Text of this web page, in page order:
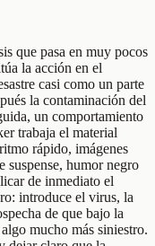
que pasa en muy pocos
la acción en el
casi como un parte
la contaminación del
un comportamiento
trabaja el material
rápido, imágenes
suspense, humor negro
de inmediato el
introduce el virus, la
de que bajo la
mucho más siniestro.